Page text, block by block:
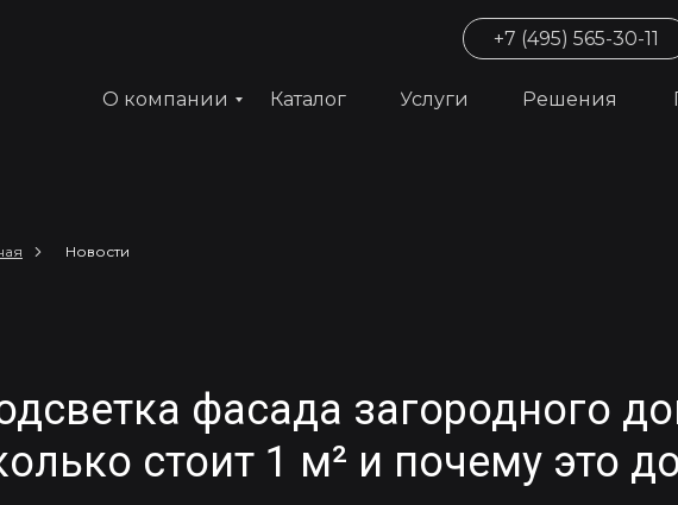
О компании Каталог Услуги Решения
+7 (495) 565-30-11
Новости
фасада загородного
стоит 1 м² и почему это